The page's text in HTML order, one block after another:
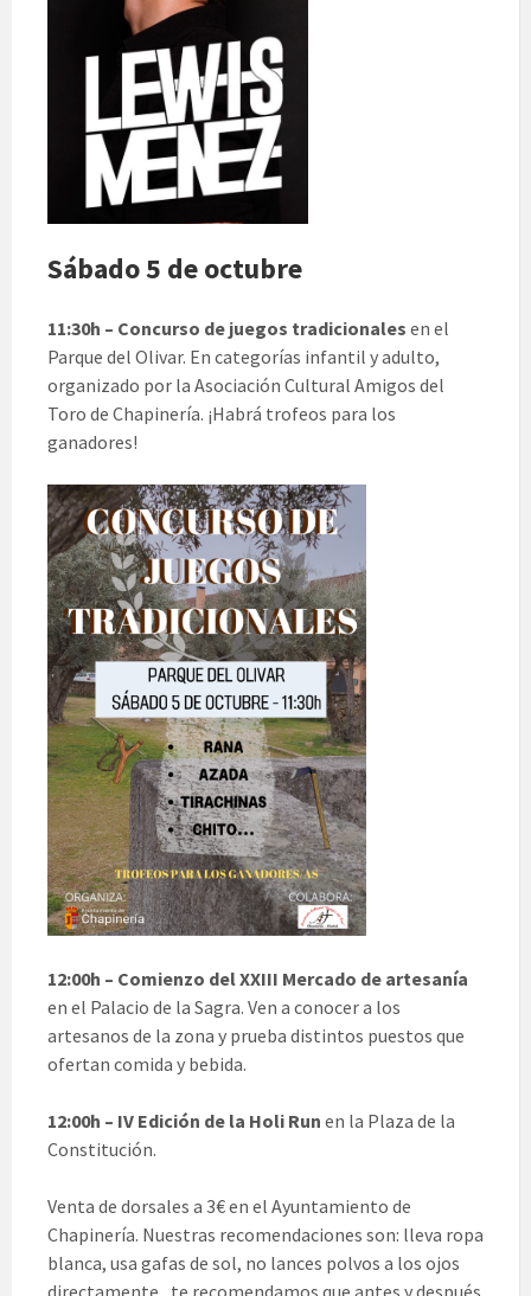
Sábado 5 de octubre
11:30h – Concurso de juegos tradicionales en el
Parque del Olivar. En categorías infantil y adulto,
organizado por la Asociación Cultural Amigos del
Toro de Chapinería. ¡Habrá trofeos para los
ganadores!
12:00h – Comienzo del XXIII Mercado de artesanía
en el Palacio de la Sagra. Ven a conocer a los
artesanos de la zona y prueba distintos puestos que
ofertan comida y bebida.
12:00h – IV Edición de la Holi Run en la Plaza de la
Constitución.
Venta de dorsales a 3€ en el Ayuntamiento de
Chapinería. Nuestras recomendaciones son: lleva ropa
blanca, usa gafas de sol, no lances polvos a los ojos
directamente, te recomendamos que antes y después